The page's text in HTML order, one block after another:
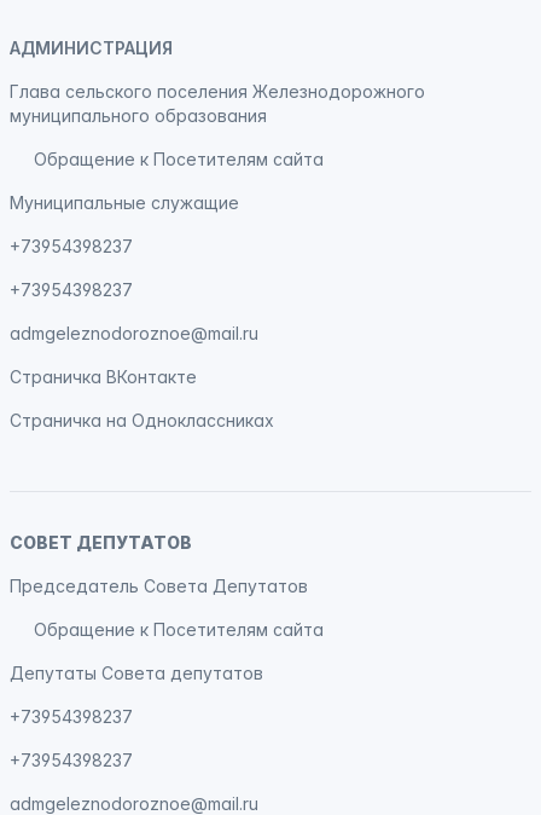
АДМИНИСТРАЦИЯ
Глава сельского поселения Железнодорожного
муниципального образования
Обращение к Посетителям сайта
Муниципальные служащие
+73954398237
+73954398237
admgeleznodoroznoe@mail.ru
Страничка ВКонтакте
Страничка на Одноклассниках
СОВЕТ ДЕПУТАТОВ
Председатель Совета Депутатов
Обращение к Посетителям сайта
Депутаты Совета депутатов
+73954398237
+73954398237
admgeleznodoroznoe@mail.ru